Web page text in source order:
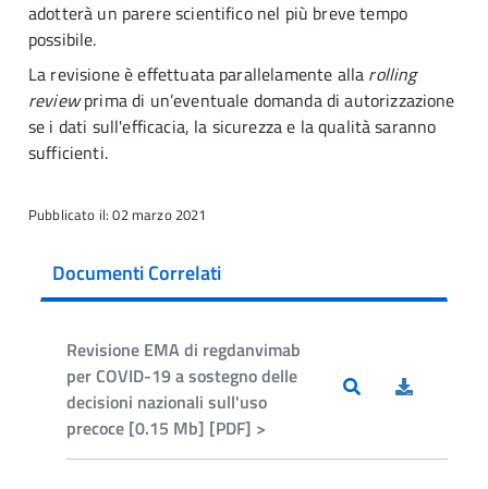
adotterà un parere scientifico nel più breve tempo
possibile.
La revisione è effettuata parallelamente alla rolling
reviewprima di un’eventuale domanda di autorizzazione
se i dati sull'efficacia, la sicurezza e la qualità saranno
sufficienti.
Pubblicato il: 02 marzo 2021
Documenti Correlati
Revisione EMA di regdanvimab
per COVID-19 a sostegno delle
decisioni nazionali sull'uso
precoce [0.15 Mb] [PDF] >